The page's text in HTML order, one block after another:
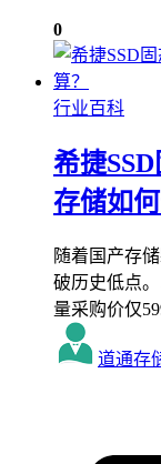
0
行业百科
希捷
存储如
随着国产存
破历史低点
量采购价仅
道通存